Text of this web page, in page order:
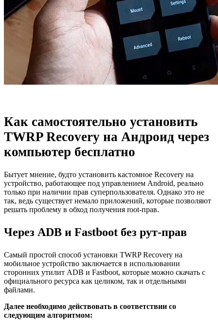
Как самостоятельно установить
TWRP Recovery на Андроид через
компьютер бесплатно
Бытует мнение, будто установить кастомное Recovery на
устройство, работающее под управлением Android, реально
только при наличии прав суперпользователя. Однако это не
так, ведь существует немало приложений, которые позволяют
решать проблему в обход получения root-прав.
Через ADB и Fastboot без рут-прав
Самый простой способ установки TWRP Recovery на
мобильное устройство заключается в использовании
сторонних утилит ADB и Fastboot, которые можно скачать с
официального ресурса как целиком, так и отдельными
файлами.
Далее необходимо действовать в соответствии со
следующим алгоритмом: